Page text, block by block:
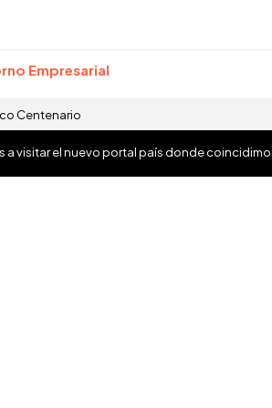
Empresarial
Centenario
a visitar el nuevo portal país donde